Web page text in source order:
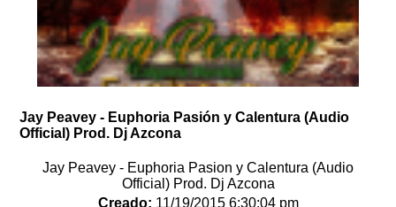
Jay Peavey - Euphoria Pasión y Calentura (Audio
Official) Prod. Dj Azcona
Jay Peavey - Euphoria Pasion y Calentura (Audio
Official) Prod. Dj Azcona
Creado: 11/19/2015 6:30:04 pm